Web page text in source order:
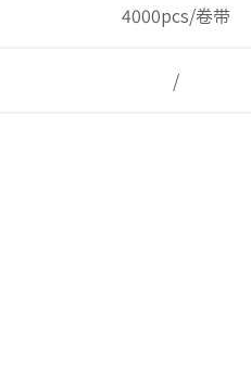
4000pcs/卷带
/